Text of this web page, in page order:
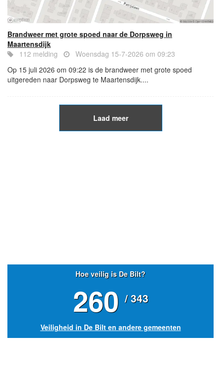
Brandweer met grote spoed naar de Dorpsweg in
Maartensdijk
112 melding
Woensdag 15-7-2026 om 09:23
Op 15 juli 2026 om 09:22 is de brandweer met grote spoed
uitgereden naar Dorpsweg te Maartensdijk....
Laad meer
Hoe veilig is De Bilt?
260 / 343
Veiligheid in De Bilt en andere gemeenten